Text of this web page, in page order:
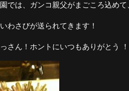
では、ガンコ親父がまごころ込めて
わさびが送られてきます！
さん！ホントにいつもありがとう